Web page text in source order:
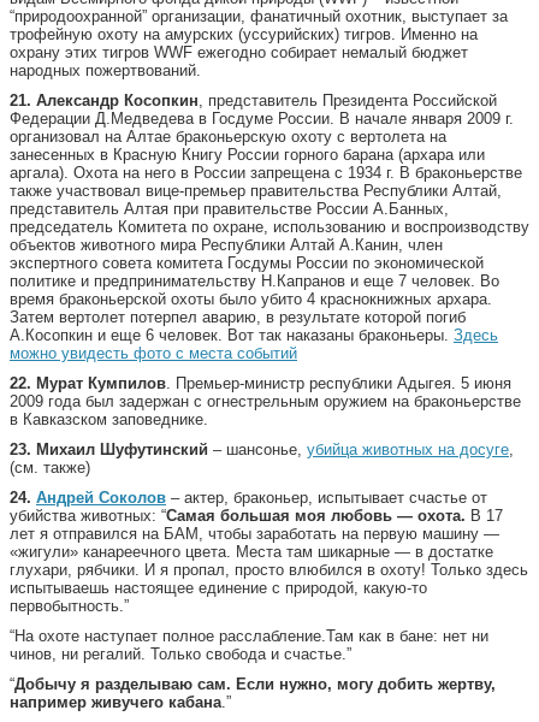
“природоохранной” организации, фанатичный охотник, выступает за
трофейную охоту на амурских (уссурийских) тигров. Именно на
охрану этих тигров WWF ежегодно собирает немалый бюджет
народных пожертвований.
21. Александр Косопкин, представитель Президента Российской
Федерации Д.Медведева в Госдуме России. В начале января 2009 г.
организовал на Алтае браконьерскую охоту с вертолета на
занесенных в Красную Книгу России горного барана (архара или
аргала). Охота на него в России запрещена с 1934 г. В браконьерстве
также участвовал вице-премьер правительства Республики Алтай,
представитель Алтая при правительстве России А.Банных,
председатель Комитета по охране, использованию и воспроизводству
объектов животного мира Республики Алтай А.Канин, член
экспертного совета комитета Госдумы России по экономической
политике и предпринимательству Н.Капранов и еще 7 человек. Во
время браконьерской охоты было убито 4 краснокнижных архара.
Затем вертолет потерпел аварию, в результате которой погиб
А.Косопкин и еще 6 человек. Вот так наказаны браконьеры. Здесь
можно увидесть фото с места событий
22. Мурат Кумпилов. Премьер-министр республики Адыгея. 5 июня
2009 года был задержан с огнестрельным оружием на браконьерстве
в Кавказском заповеднике.
23. Михаил Шуфутинский – шансонье, убийца животных на досуге,
(см. также)
24. Андрей Соколов – актер, браконьер, испытывает счастье от
убийства животных: “Самая большая моя любовь — охота. В 17
лет я отправился на БАМ, чтобы заработать на первую машину —
«жигули» канареечного цвета. Места там шикарные — в достатке
глухари, рябчики. И я пропал, просто влюбился в охоту! Только здесь
испытываешь настоящее единение с природой, какую-то
первобытность.”
“На охоте наступает полное расслабление.Там как в бане: нет ни
чинов, ни регалий. Только свобода и счастье.”
“Добычу я разделываю сам. Если нужно, могу добить жертву,
например живучего кабана.”